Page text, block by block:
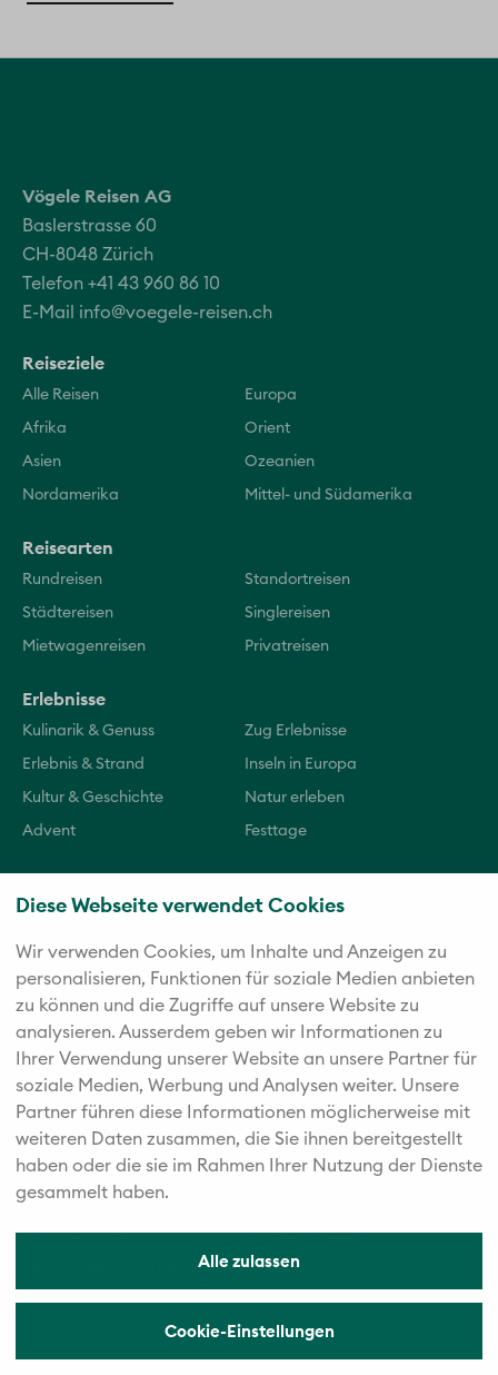
Diese Webseite verwendet Cookies
Wir verwenden Cookies, um Inhalte und Anzeigen zu
personalisieren, Funktionen für soziale Medien anbieten
zu können und die Zugriffe auf unsere Website zu
analysieren. Außerdem geben wir Informationen zu
Ihrer Verwendung unserer Website an unsere Partner für
soziale Medien, Werbung und Analysen weiter. Unsere
Partner führen diese Informationen möglicherweise mit
weiteren Daten zusammen, die Sie ihnen bereitgestellt
haben oder die sie im Rahmen Ihrer Nutzung der Dienste
gesammelt haben.
Alle zulassen
Cookie-Einstellungen
Vögele Reisen AG
Baslerstrasse 60
CH-8048 Zürich
Telefon +41 43 960 86 10
E-Mail info@voegele-reisen.ch
Reiseziele
Alle Reisen Europa
Afrika Orient
Asien Ozeanien
Nordamerika Mittel- und Südamerika
Reisearten
Rundreisen Standortreisen
Städtereisen Singlereisen
Mietwagenreisen Privatreisen
Erlebnisse
Kulinarik & Genuss Zug Erlebnisse
Erlebnis & Strand Inseln in Europa
Kultur & Geschichte Natur erleben
Advent Festtage
Reiseblog Newsletter
Katalog bestellen Online Kataloge
Häufig gestellte Fragen An- und Rückreise
Reiseversicherung Visum beantragen
Länderinfos Reisevorbereitung
Zahlungsarten AGB
Über uns
Kontakt Reiseleitung
Vorteile
Nachhaltigkeit Excellence Reiseclub
Twerenbold Travel Lounge Presse
Datenschutz Impressum